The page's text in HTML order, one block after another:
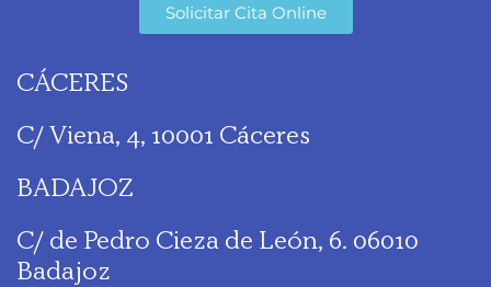
Solicitar Cita Online
CÁCERES
C/ Viena, 4, 10001 Cáceres
BADAJOZ
C/ de Pedro Cieza de León, 6. 06010
Badajoz